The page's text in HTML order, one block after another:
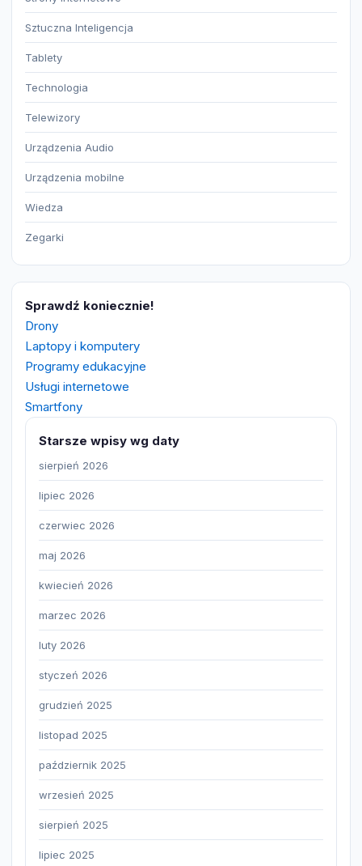
Sztuczna Inteligencja
Tablety
Technologia
Telewizory
Urządzenia Audio
Urządzenia mobilne
Wiedza
Zegarki
Sprawdź koniecznie!
Drony
Laptopy i komputery
Programy edukacyjne
Usługi internetowe
Smartfony
Starsze wpisy wg daty
sierpień 2026
lipiec 2026
czerwiec 2026
maj 2026
kwiecień 2026
marzec 2026
luty 2026
styczeń 2026
grudzień 2025
listopad 2025
październik 2025
wrzesień 2025
sierpień 2025
lipiec 2025